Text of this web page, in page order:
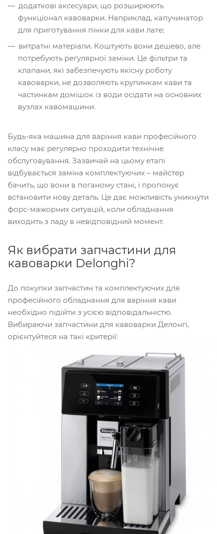
додаткові аксесуари, що розширюють
функціонал кавоварки. Наприклад, капучинатор
для приготування пінки для кави лате;
витратні матеріали. Коштують вони дешево, але
потребують регулярної заміни. Це фільтри та
клапани, які забезпечують якісну роботу
кавоварки, не дозволяють крупинкам кави та
частинкам домішок із води осідати на основних
вузлах кавомашини.
Будь-яка машина для варіння кави професійного
класу має регулярно проходити технічне
обслуговування. Зазвичай на цьому етапі
відбувається заміна комплектуючих – майстер
бачить, що вони в поганому стані, і пропонує
встановити нову деталь. Це дає можливість уникнути
форс-мажорних ситуацій, коли обладнання
виходить з ладу в невідповідний момент.
Як вибрати запчастини для
кавоварки Delonghi?
До покупки запчастин та комплектуючих для
професійного обладнання для варіння кави
необхідно підійти з усією відповідальністю.
Вибираючи запчастини для кавоварки Делонгі,
орієнтуйтеся на такі критерії: